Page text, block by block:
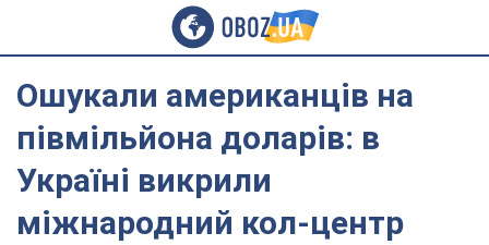
Ошукали американців на
півмільйона доларів: в
Україні викрили
міжнародний кол-центр